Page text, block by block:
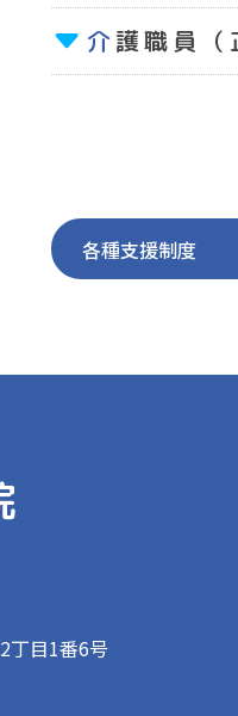
勤務時間
日
休 暇
介護職員
※
各種支援制度
丁目1番6号